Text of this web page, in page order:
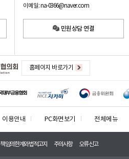
이메일: na-0366@naver.com
민원상담 연결
홈페이지 바로가기
이용안내 PC화면보기 전체메뉴
책임의한계와법적고지 주의사항 오류신고